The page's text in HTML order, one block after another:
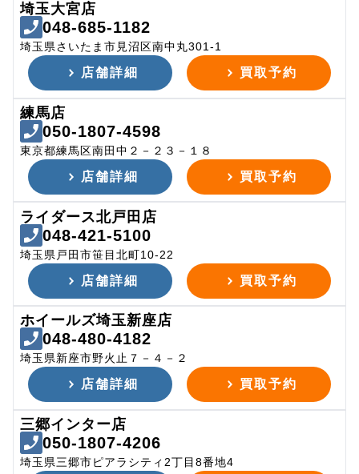
埼玉大宮店
048-685-1182
埼玉県さいたま市見沼区南中丸301-1
店舗詳細 買取予約
練馬店
050-1807-4598
東京都練馬区南田中２－２３－１８
店舗詳細 買取予約
ライダース北戸田店
048-421-5100
埼玉県戸田市笹目北町10-22
店舗詳細 買取予約
ホイールズ埼玉新座店
048-480-4182
埼玉県新座市野火止７－４－２
店舗詳細 買取予約
三郷インター店
050-1807-4206
埼玉県三郷市ピアラシティ2丁目8番地4